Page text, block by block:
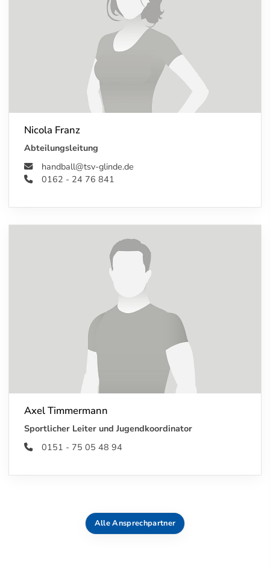
Nicola Franz
Abteilungsleitung
handball@tsv-glinde.de
0162 - 24 76 841
Axel Timmermann
Sportlicher Leiter und Jugendkoordinator
0151 - 75 05 48 94
Alle Ansprechpartner